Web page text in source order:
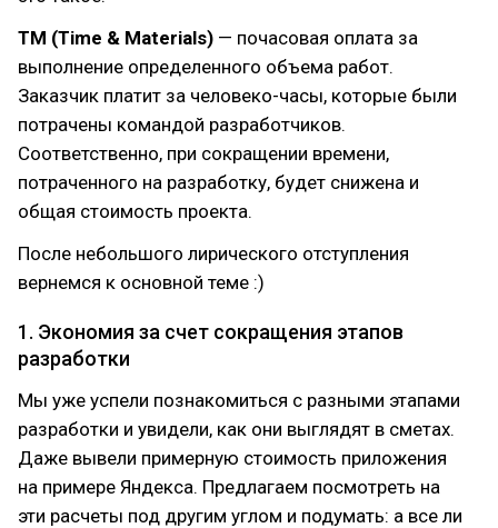
TM (Time & Materials) — почасовая оплата за
выполнение определенного объема работ.
Заказчик платит за человеко-часы, которые были
потрачены командой разработчиков.
Соответственно, при сокращении времени,
потраченного на разработку, будет снижена и
общая стоимость проекта.
После небольшого лирического отступления
вернемся к основной теме :)
1. Экономия за счет сокращения этапов
разработки
Мы уже успели познакомиться с разными этапами
разработки и увидели, как они выглядят в сметах.
Даже вывели примерную стоимость приложения
на примере Яндекса. Предлагаем посмотреть на
эти расчеты под другим углом и подумать: а все ли